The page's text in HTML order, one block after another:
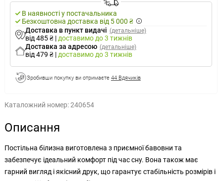
В наявності у постачальника
Безкоштовна доставка від 5 000 ₴
Доставка в пункт видачі (детальніше)
від 485 ₴ | доставимо до 3 тижнів
Доставка за адресою (детальніше)
від 479 ₴ | доставимо до 3 тижнів
Зробивши покупку ви отримаєте 44 Вдячиків
Каталожний номер:240654
Описання
Постільна білизна виготовлена з приємної бавовни та
забезпечує ідеальний комфорт під час сну. Вона також має
гарний вигляд і якісний друк, що гарантує стабільність розмірів і